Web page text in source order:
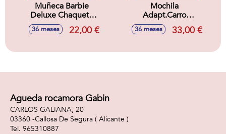
Muñeca Barbie
Deluxe Chaqueta
Vaquera Rosa
32x20x8 cm
36 meses 22,00 €
Mochila
Adapt.Carro
33x42x14Cm
36 meses 33,00 €
Agueda rocamora Gabin
CARLOS GALIANA, 20
03360 -Callosa De Segura ( Alicante )
965310887